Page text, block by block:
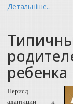
Детальніше...
ребенка
Период
адаптации к